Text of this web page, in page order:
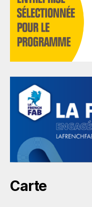
Carte